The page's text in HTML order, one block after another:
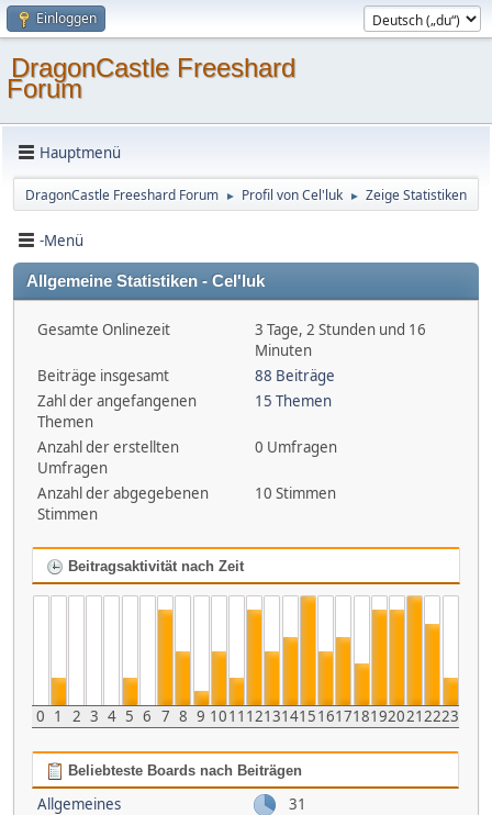
Einloggen
DragonCastle Freeshard
Forum
Hauptmenü
DragonCastle Freeshard Forum ► Profil von Cel'luk ► Zeige Statistiken
-Menü
Allgemeine Statistiken - Cel'luk
Gesamte Onlinezeit
3 Tage, 2 Stunden und 16
Minuten
Beiträge insgesamt
88 Beiträge
Zahl der angefangenen
Themen
15 Themen
Anzahl der erstellten
Umfragen
0 Umfragen
Anzahl der abgegebenen
Stimmen
10 Stimmen
Beitragsaktivität nach Zeit
0 1 2 3 4 5 6 7 8 9 1011 121314151617181920212223
Beliebteste Boards nach Beiträgen
Allgemeines
31